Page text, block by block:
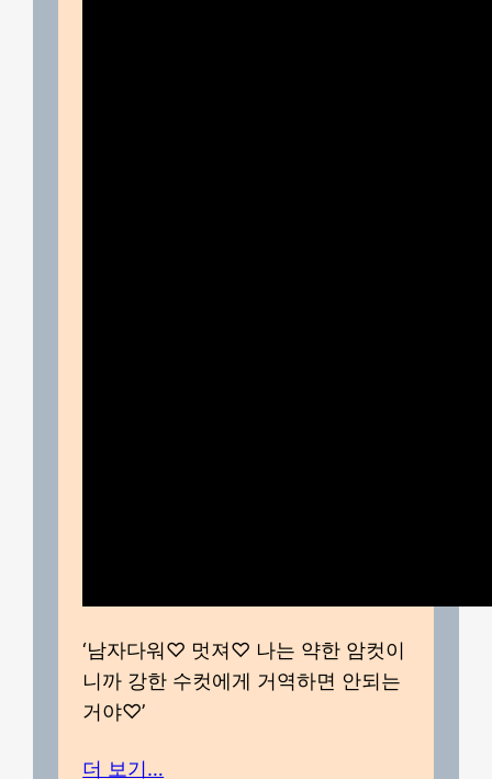
‘남자다워♡ 멋져♡ 나는 약한 암컷이
니까 강한 수컷에게 거역하면 안되는
거야♡’
더 보기…